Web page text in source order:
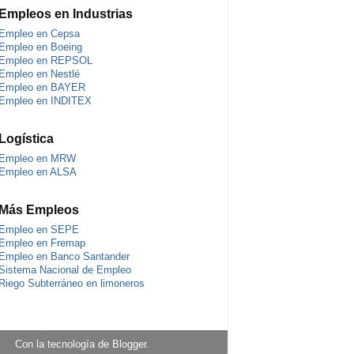
Empleos en Industrias
Empleo en Cepsa
Empleo en Boeing
Empleo en REPSOL
Empleo en Nestlé
Empleo en BAYER
Empleo en INDITEX
Logística
Empleo en MRW
Empleo en ALSA
Más Empleos
Empleo en SEPE
Empleo en Fremap
Empleo en Banco Santander
Nacional de Empleo
Riego Subterráneo en limoneros
Con la tecnología de Blogger.